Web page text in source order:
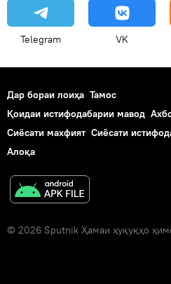
Telegram VK
Дар бораи лоиҳа Тамос
Қоидаи истифодабарии мавод
Сиёсати махфият Сиёсати
Алоқа
© 2026 Sputnik Ҳамаи ҳуқуқҳо